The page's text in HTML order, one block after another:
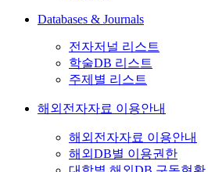
Databases & Journals
전자저널 리스트
학술DB 리스트
주제별 리스트
해외전자자료 이용안내
해외전자자료 이용안내
해외DB별 이용권한